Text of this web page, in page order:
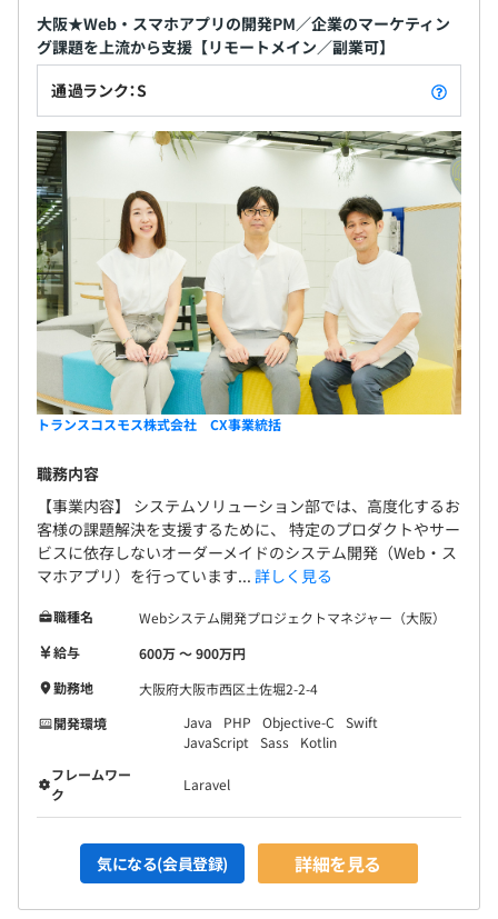
■定期的な1on1を実施しています
■半期ごとに個人の目標を設定し、その達成度により評価
をおこないます
東京と大阪に拠点があり、総勢約30名の部署です。
課長、PM、PL､SE､PGがチームとなって就業しています。
部署の平均年齢は、社内の中では比較的若い部門です。
女性でも働きやすく、産休・育休取得者もいます。
チームは、PM・PL・SE・PGで構成されています。
ここにオフショア開発部隊を加え、規模は10～15名程度
数は変動します）
必要に応じてデザインチームや広告チームなどと連携し、
お客様のデジタルマーケティング施策に組織で対応しま
す。
大阪★Web・スマホアプリの開発PM／企業のマーケティン
グ課題を上流から支援【リモートメイン／副業可】
通過ランク：S
トランスコスモス株式会社 CX事業統括
職務内容
【事業内容】 システムソリューション部では、高度化するお
客様の課題解決を支援するために、 特定のプロダクトやサー
ビスに依存しないオーダーメイドのシステム開発（Web・ス
マホアプリ）を行っています... 詳しく見る
職種名
Webシステム開発プロジェクトマネジャー（大阪）
給与
600万 〜 900万円
勤務地
大阪府大阪市西区土佐堀2-2-4
開発環境
Java PHP Objective-C
Swift
JavaScript
Sass
Kotlin
フレームワー
ク
Laravel
気になる(会員登録) 詳細を見る